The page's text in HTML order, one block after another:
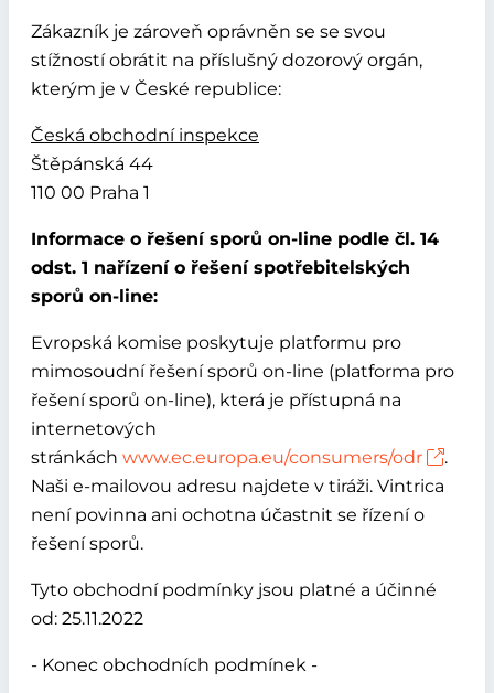
Zákazník je zároveň oprávněn se se svou
stížností obrátit na příslušný dozorový orgán,
kterým je v České republice:
Česká obchodní inspekce
Štěpánská 44
110 00 Praha 1
Informace o řešení sporů on-line podle čl. 14
odst. 1 nařízení o řešení spotřebitelských
sporů on-line:
Evropská komise poskytuje platformu pro
mimosoudní řešení sporů on-line (platforma pro
řešení sporů on-line), která je přístupná na
internetových
stránkách www.ec.europa.eu/consumers/odr
.
Naši e-mailovou adresu najdete v tiráži. Vintrica
není povinna ani ochotna účastnit se řízení o
řešení sporů.
Tyto obchodní podmínky jsou platné a účinné
od: 25.11.2022
- Konec obchodních podmínek -